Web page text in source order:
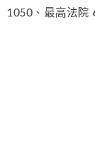
1050、最高法院